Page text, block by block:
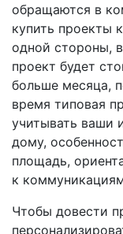
обращаются в
купить проекты
одной стороны,
проект будет
больше месяца,
время типовая
учитывать ваши
дому,
площадь,
к
Чтобы довести